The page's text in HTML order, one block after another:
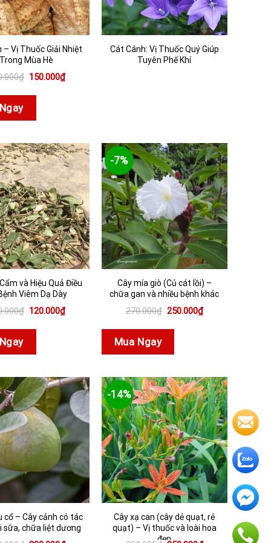
– Vị Thuốc Giải Nhiệt
Trong Mùa Hè
₫ Giá
là:
150.000₫Giá
hiện
Cát Cánh: Vị Thuốc Quý Giúp
Tuyên Phế Khí
và Hiệu Quả Điều
Viêm Dạ Dày
₫ Giá
là:
120.000₫Giá
hiện
-7%
Cây mía giò (Củ cát lồi) –
chữa gan và nhiều bệnh khác
270.000₫ Giá
là:
250.000₫Giá
hiện
Mua Ngay
cổ – Cây cảnh có tác
sữa, chữa liệt dương
-14%
Cây xạ can (cây dẻ quạt, rẻ
quạt) – Vị thuốc và loài hoa
đẹp